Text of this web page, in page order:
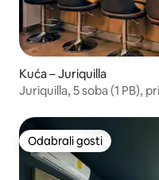
Kuća – Juriquilla
Juriquilla, 5 soba (1 PB),
Odabrali gosti
Odabrali gosti